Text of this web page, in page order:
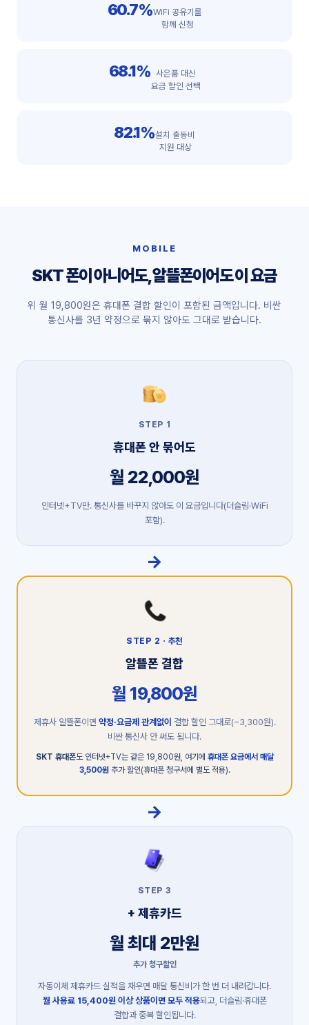
60.7%WiFi 공유기를
함께 신청
68.1% 사은품 대신
요금 할인 선택
82.1%설치 출동비
지원 대상
MOBILE
SKT 폰이 아니어도, 알뜰폰이어도 이 요금
위 월 19,800원은 휴대폰 결합 할인이 포함된 금액입니다. 비싼
통신사를 3년 약정으로 묶지 않아도 그대로 받습니다.
STEP 1
휴대폰 안 묶어도
월 22,000원
인터넷+TV만. 통신사를 바꾸지 않아도 이 요금입니다(더슬림·WiFi
포함).
→
STEP 2 · 추천
알뜰폰 결합
월 19,800원
제휴사 알뜰폰이면 약정·요금제 관계없이 결합 할인 그대로(−3,300원).
비싼 통신사 안 써도 됩니다.
SKT 휴대폰도 인터넷+TV는 같은 19,800원, 여기에 휴대폰 요금에서 매달
3,500원 추가 할인(휴대폰 청구서에 별도 적용).
→
STEP 3
+ 제휴카드
월 최대 2만원
추가 청구할인
자동이체 제휴카드 실적을 채우면 매달 통신비가 한 번 더 내려갑니다.
월 사용료 15,400원 이상 상품이면 모두 적용되고, 더슬림·휴대폰
결합과 중복 할인됩니다.